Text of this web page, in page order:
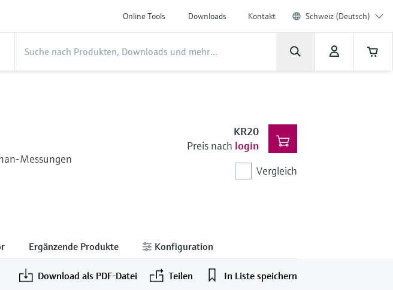
Online Tools Downloads Kontakt Schweiz (Deutsch)
Messungen
KR20
Preis nach login
Vergleich
Ergänzende Produkte Konfiguration
Download als PDF-Datei Teilen In Liste speichern